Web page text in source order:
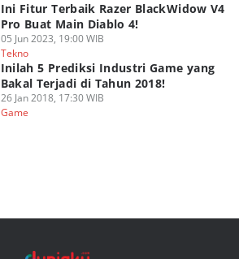
Ini Fitur Terbaik Razer BlackWidow V4
Pro Buat Main Diablo 4!
05 Jun 2023, 19:00 WIB
Tekno
Inilah 5 Prediksi Industri Game yang
Bakal Terjadi di Tahun 2018!
26 Jan 2018, 17:30 WIB
Game